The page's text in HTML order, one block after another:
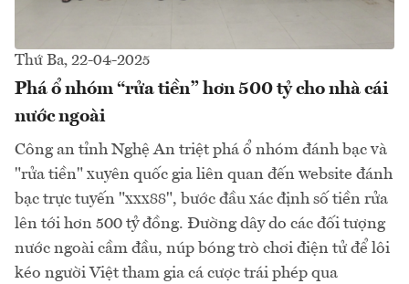
Thứ Ba, 22-04-2025
Phá ổ nhóm “rửa tiền” hơn 500 tỷ cho nhà cái
nước ngoài
Công an tỉnh Nghệ An triệt phá ổ nhóm đánh bạc và
"rửa tiền" xuyên quốc gia liên quan đến website đánh
bạc trực tuyến "xxx88", bước đầu xác định số tiền rửa
lên tới hơn 500 tỷ đồng. Đường dây do các đối tượng
nước ngoài cầm đầu, núp bóng trò chơi điện tử để lôi
kéo người Việt tham gia cá cược trái phép qua